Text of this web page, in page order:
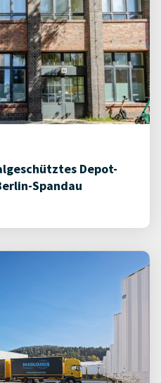
Depot-
Spandau